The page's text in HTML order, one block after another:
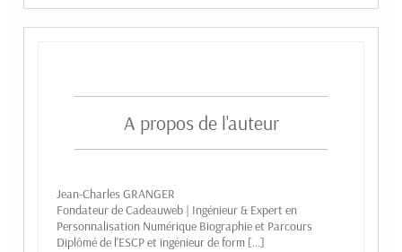
A propos de l'auteur
Jean-Charles GRANGER
Fondateur de Cadeauweb | Ingénieur & Expert en
Personnalisation Numérique Biographie et Parcours
Diplômé de l'ESCP et ingénieur de form [...]